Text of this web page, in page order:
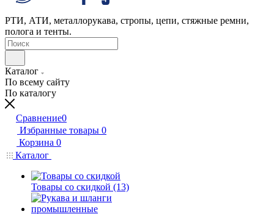
РТИ, АТИ, металлорукава, стропы, цепи, стяжные ремни,
полога и тенты.
Каталог
По всему сайту
По каталогу
Сравнение0
Избранные товары 0
Корзина 0
Каталог
Товары со скидкой (13)